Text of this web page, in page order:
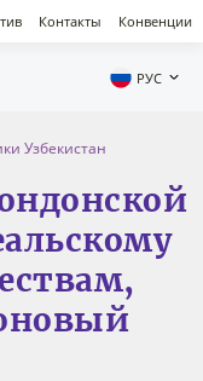
Контакты Конвенции
РУС
Узбекистан